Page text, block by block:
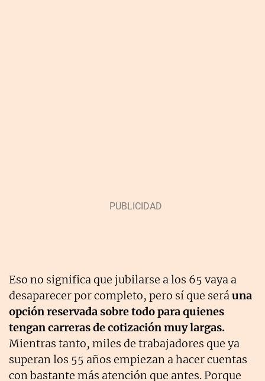
Eso no significa que jubilarse a los 65 vaya a
desaparecer por completo, pero sí que seráuna
opción reservada sobre todo para quienes
tengan carreras de cotización muy largas.
Mientras tanto, miles de trabajadores que ya
superan los 55 años empiezan a hacer cuentas
con bastante más atención que antes. Porque